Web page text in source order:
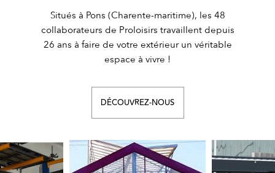
Situés à Pons (Charente-maritime), les 48
collaborateurs de Proloisirs travaillent depuis
26 ans à faire de votre extérieur un véritable
espace à vivre !
DÉCOUVREZ-NOUS